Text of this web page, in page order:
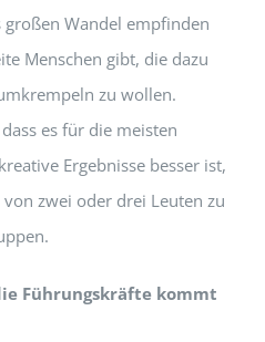
Wandel empfinden
Menschen gibt, die dazu
zu wollen.
es für die meisten
Ergebnisse besser ist,
von zwei oder drei Leuten zu
Führungskräfte kommt